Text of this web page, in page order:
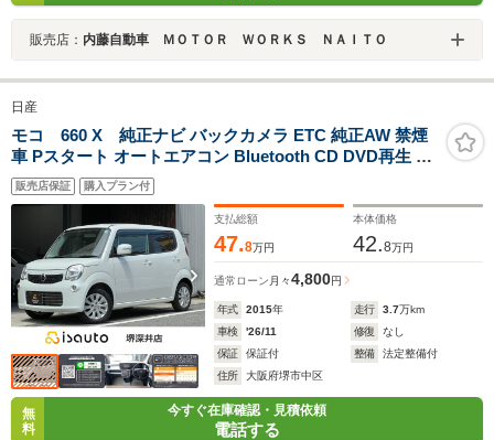
販売店： 内藤自動車 ＭＯＴＯＲ ＷＯＲＫＳ ＮＡＩＴＯ
日産
モコ 660 X 純正ナビ バックカメラ ETC 純正AW 禁煙
車 Pスタート オートエアコン Bluetooth CD DVD再生 フ
ルセグ アイドリングストップ
販売店保証 購入プラン付
支払総額
47.8万円
本体価格
42.8万円
通常ローン 月々4,800円
年式 2015年 走行 3.7万km
車検
'26/11 修復
なし
保証
保証付 整備
法定整備付
住所
大阪府堺市中区
無
料
今すぐ在庫確認・見積依頼
電話する